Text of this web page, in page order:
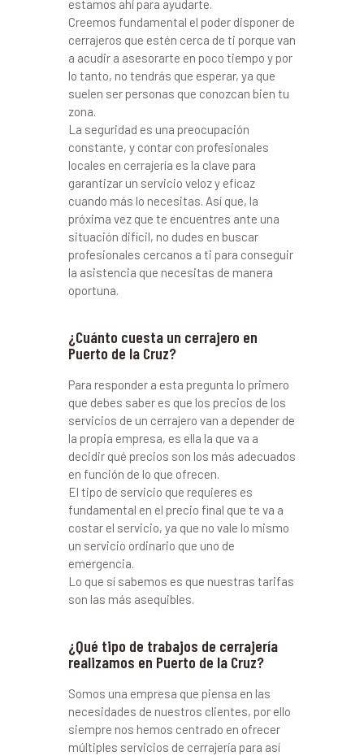
estamos ahí para ayudarte.
Creemos fundamental el poder disponer de
cerrajeros que estén cerca de ti porque van
a acudir a asesorarte en poco tiempo y por
lo tanto, no tendrás que esperar, ya que
suelen ser personas que conozcan bien tu
zona.
La seguridad es una preocupación
constante, y contar con profesionales
locales en cerrajería es la clave para
garantizar un servicio veloz y eficaz
cuando más lo necesitas. Así que, la
próxima vez que te encuentres ante una
situación difícil, no dudes en buscar
profesionales cercanos a ti para conseguir
la asistencia que necesitas de manera
oportuna.
¿Cuánto cuesta un cerrajero en
Puerto de la Cruz?
Para responder a esta pregunta lo primero
que debes saber es que los precios de los
servicios de un cerrajero van a depender de
la propia empresa, es ella la que va a
decidir qué precios son los más adecuados
en función de lo que ofrecen.
El tipo de servicio que requieres es
fundamental en el precio final que te va a
costar el servicio, ya que no vale lo mismo
un servicio ordinario que uno de
emergencia.
Lo que sí sabemos es que nuestras tarifas
son las más asequibles.
¿Qué tipo de trabajos de cerrajería
realizamos en Puerto de la Cruz?
Somos una empresa que piensa en las
necesidades de nuestros clientes, por ello
siempre nos hemos centrado en ofrecer
múltiples servicios de cerrajería para así